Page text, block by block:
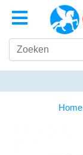
Home